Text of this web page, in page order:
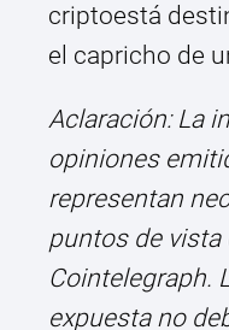
criptoestá
el capricho de
Aclaración: La
opiniones
representan
puntos de vista
Cointelegraph.
expuesta no